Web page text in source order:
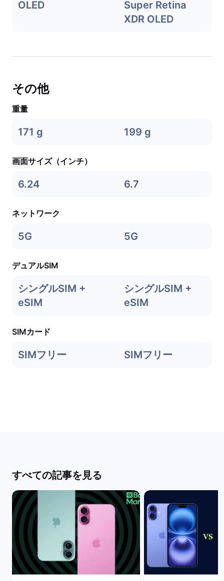
OLED
Super Retina
XDR OLED
その他
重量
171 g 199 g
画面サイズ（インチ）
6.24 6.7
ネットワーク
5G 5G
デュアルSIM
シングルSIM +
eSIM
シングルSIM +
eSIM
SIMカード
SIMフリー SIMフリー
すべての記事を見る